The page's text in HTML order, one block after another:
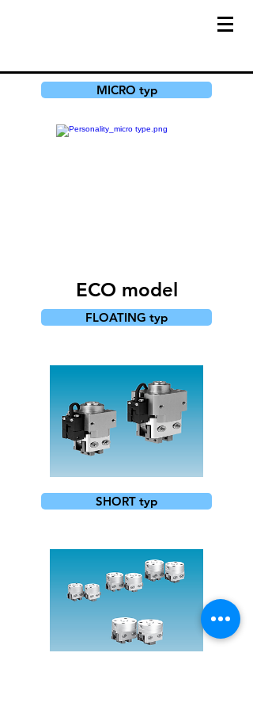
MICRO typ
ECO model
FLOATING typ
SHORT typ